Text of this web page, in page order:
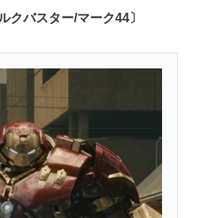
クバスター/マーク44〕